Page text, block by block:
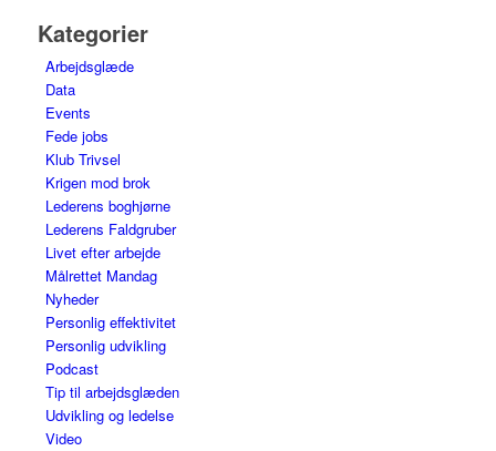
Kategorier
Arbejdsglæde
Data
Events
Fede jobs
Klub Trivsel
Krigen mod brok
Lederens boghjørne
Lederens Faldgruber
Livet efter arbejde
Målrettet Mandag
Nyheder
Personlig effektivitet
Personlig udvikling
Podcast
Tip til arbejdsglæden
Udvikling og ledelse
Video